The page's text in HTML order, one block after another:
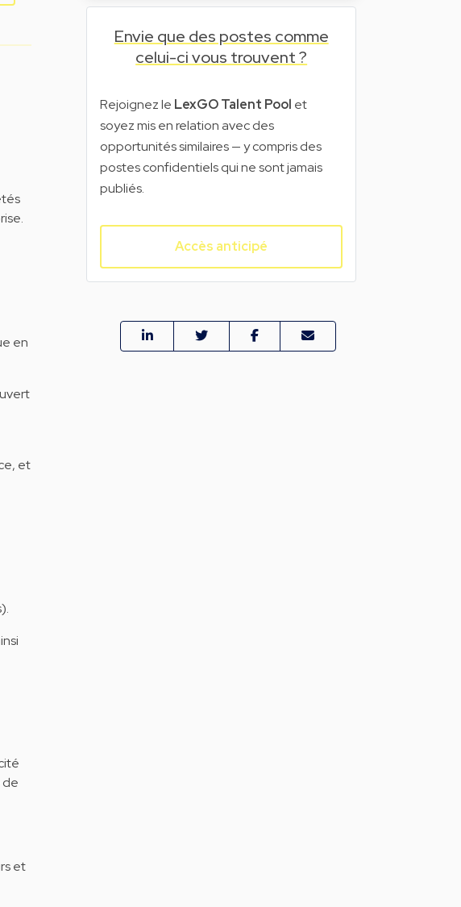
en
et
de
et
Envie que des postes comme
celui-ci vous trouvent ?
Rejoignez le LexGO Talent Pool et
soyez mis en relation avec des
opportunités similaires — y compris des
postes confidentiels qui ne sont jamais
publiés.
Accès anticipé